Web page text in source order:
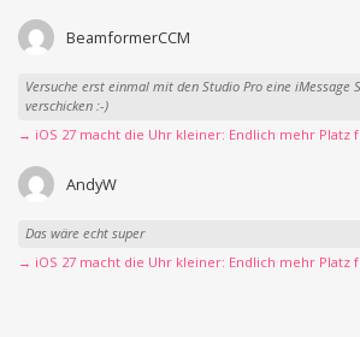
BeamformerCCM
Versuche erst einmal mit den Studio Pro eine iMessage
verschicken :-)
→ iOS 27 macht die Uhr kleiner: Endlich mehr Platz
AndyW
Das wäre echt super
→ iOS 27 macht die Uhr kleiner: Endlich mehr Platz